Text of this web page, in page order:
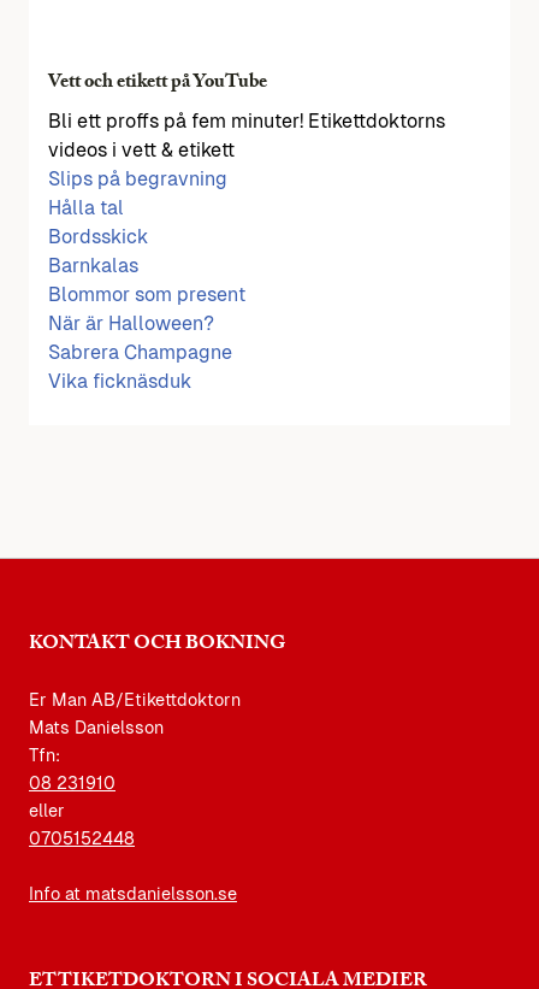
Vett och etikett på YouTube
Bli ett proffs på fem minuter! Etikettdoktorns
videos i vett & etikett
Slips på begravning
Hålla tal
Bordsskick
Barnkalas
Blommor som present
När är Halloween?
Sabrera Champagne
Vika ficknäsduk
KONTAKT OCH BOKNING
Er Man AB/Etikettdoktorn
Mats Danielsson
Tfn:
08 231910
eller
0705152448
Info at matsdanielsson.se